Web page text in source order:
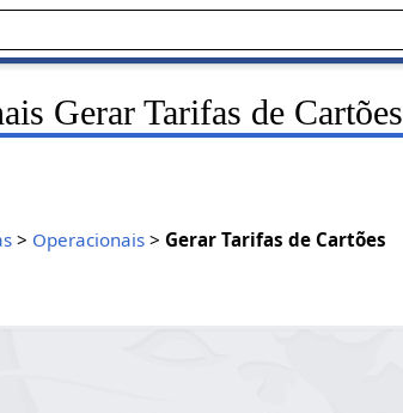
Gerar Tarifas de Cartões
> Operacionais >Gerar Tarifas de Cartões